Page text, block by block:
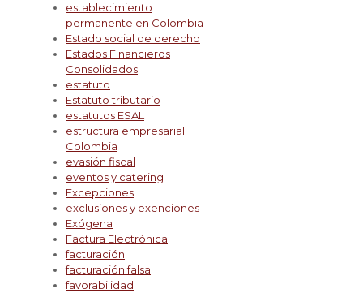
establecimiento
permanente en Colombia
Estado social de derecho
Estados Financieros
Consolidados
estatuto
Estatuto tributario
estatutos ESAL
estructura empresarial
Colombia
evasión fiscal
eventos y catering
Excepciones
exclusiones y exenciones
Exógena
Factura Electrónica
facturación
facturación falsa
favorabilidad